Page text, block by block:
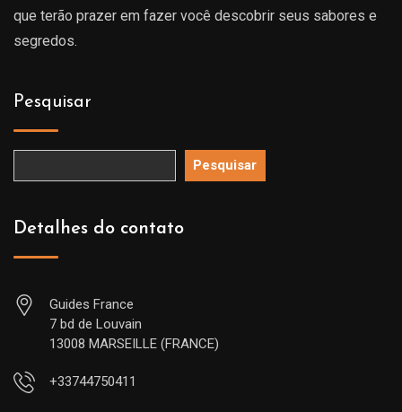
que terão prazer em fazer você descobrir seus sabores e
segredos.
Pesquisar
Pesquisar
Detalhes do contato
Guides France
7 bd de Louvain
13008 MARSEILLE (FRANCE)
+33744750411